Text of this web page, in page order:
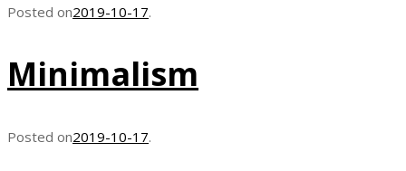
Posted on2019-10-17.
Minimalism
Posted on2019-10-17.